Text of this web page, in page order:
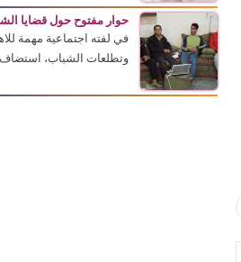
حوار مفتوح حول قضايا
في لفته اجتماعية مهمة
وتطلعات الشباب،